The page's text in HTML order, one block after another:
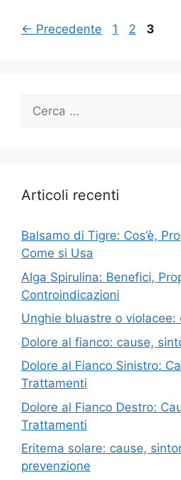
← Precedente Pagina
1 Pagina
2 Pagina
3
Ricerca
Articoli recenti
Balsamo di Tigre: Cos’è,
Come si Usa
Alga Spirulina: Benefici,
Controindicazioni
Unghie bluastre o violacee:
Dolore al fianco: cause,
Dolore al Fianco Sinistro:
Trattamenti
Dolore al Fianco Destro:
Trattamenti
Eritema solare: cause,
prevenzione